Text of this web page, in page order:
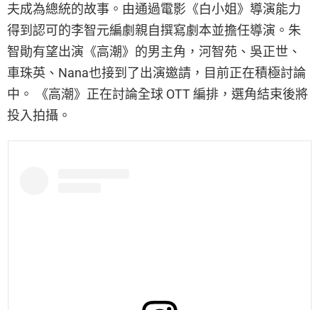
夫成為總統的故事。由通過電影《白小姐》導演能力
得到認可的李智元編劇親自撰寫劇本並擔任導演。朱
智勛有望出演《高潮》的男主角，河智苑、吳正世、
車珠英、Nana也接到了出演邀請，目前正在積極討論
中。 《高潮》正在討論全球 OTT 編排，選角結束後將
投入拍攝。